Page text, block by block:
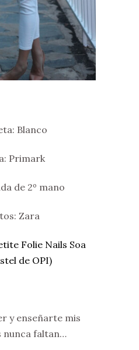
Blanco
Primark
de 2º mano
Zara
Folie Nails Soa
de OPI)
y enseñarte mis
nunca faltan…